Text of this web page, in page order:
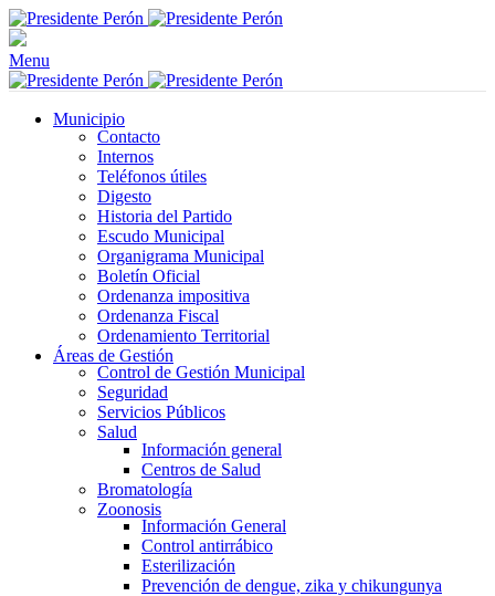
Menu
Municipio
Contacto
Internos
Teléfonos útiles
Digesto
Historia del Partido
Escudo Municipal
Organigrama Municipal
Boletín Oficial
Ordenanza impositiva
Ordenanza Fiscal
Ordenamiento Territorial
Áreas de Gestión
Control de Gestión Municipal
Seguridad
Servicios Públicos
Salud
Información general
Centros de Salud
Bromatología
Zoonosis
Información General
Control antirrábico
Esterilización
Prevención de dengue, zika y chikungunya